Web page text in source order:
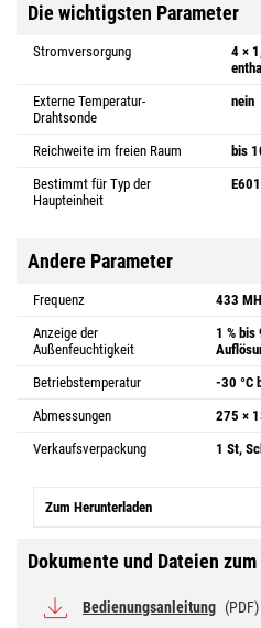
Die wichtigsten Parameter
Stromversorgung
4 ×
Externe Temperatur-
Drahtsonde
nein
Reichweite im freien Raum
bis
Bestimmt für Typ der
Haupteinheit
Andere Parameter
Frequenz
433
Anzeige der
Außenfeuchtigkeit
1 %
Betriebstemperatur
-30 °C
Abmessungen
275 ×
Verkaufsverpackung
1 St,
Zum Herunterladen
Dokumente und Dateien
Bedienungsanleitung (PDF)